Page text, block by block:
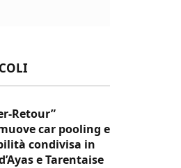
Retour”
car pooling e
condivisa in
e Tarentaise